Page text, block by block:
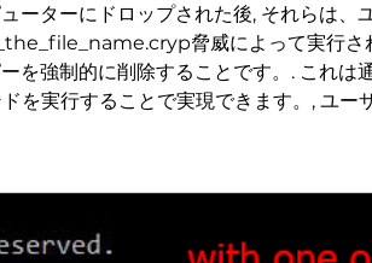
ーターにドロップされた後, それらは、
脅威によって実行さ
を強制的に削除することです。. これ
実行することで実現できます。, ユー